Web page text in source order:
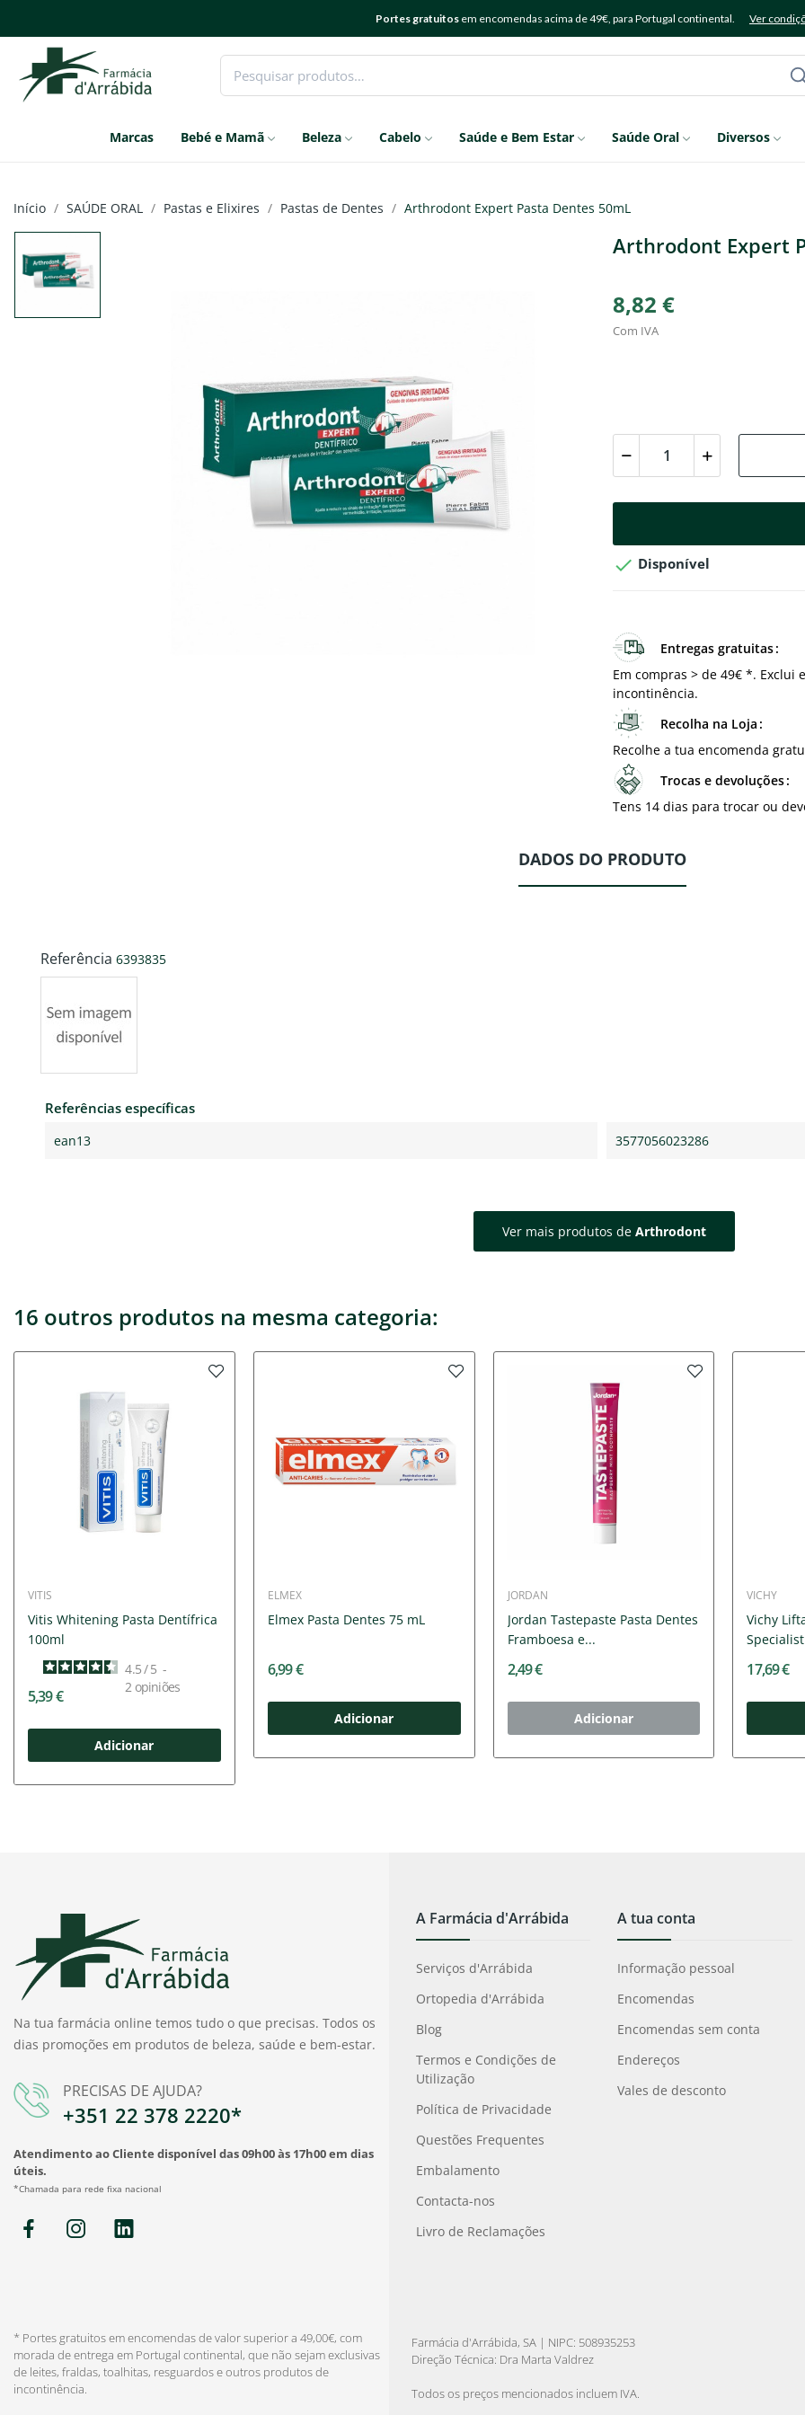
Portes gratuitos em encomendas acima de 49€, para Portugal continental. Ver
Marcas Bebé e Mamã Beleza Cabelo Saúde e Bem Estar Saúde Oral Diversos
Início SAÚDE ORAL Pastas e Elixires Pastas de Dentes Arthrodont Expert Pasta Dentes 50mL
Arthrodont Expert
8,82 €
Com IVA
 Disponível
Entregas gratuitas
Em compras > de 49€ *.
incontinência.
Recolha na Loja
Recolhe a tua encomenda
Trocas e devoluções
Tens 14 dias para trocar ou
DADOS DO PRODUTO
Referência 6393835
Referências específicas
ean13 3577056023286
Ver mais produtos de Arthrodont
16 outros produtos na mesma categoria:
VITIS
Vitis Whitening Pasta Dentífrica
100ml
4.5/5 -
2 opiniões
5,39 €
Adicionar
ELMEX
Elmex Pasta Dentes 75 mL
6,99 €
Adicionar
JORDAN
Jordan Tastepaste Pasta Dentes
Framboesa e...
2,49 €
Adicionar
VICHY
Vichy
17,69 €
Na tua farmácia online temos tudo o que precisas. Todos os
dias promoções em produtos de beleza, saúde e bem-estar.
PRECISAS DE AJUDA?
+351 22 378 2220*
Atendimento ao Cliente disponível das 09h00 às 17h00 em dias
úteis.
*Chamada para rede fixa nacional
A Farmácia d'Arrábida
Serviços d'Arrábida
Ortopedia d'Arrábida
Blog
Termos e Condições de
Utilização
Política de Privacidade
Questões Frequentes
Embalamento
Contacta-nos
Livro de Reclamações
A tua conta
Informação pessoal
Encomendas
Encomendas sem conta
Endereços
Vales de desconto
* Portes gratuitos em encomendas de valor superior a 49,00€, com
morada de entrega em Portugal continental, que não sejam exclusivas
de leites, fraldas, toalhitas, resguardos e outros produtos de
incontinência.
Farmácia d'Arrábida, SA | NIPC: 508935253
Direção Técnica: Dra Marta Valdrez
Todos os preços mencionados incluem IVA.